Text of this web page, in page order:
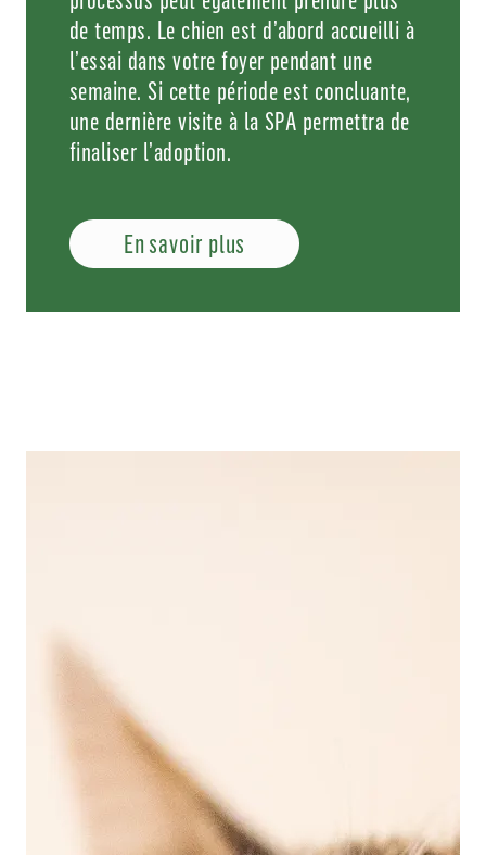
de temps. Le chien est d’abord accueilli à
l’essai dans votre foyer pendant une
semaine. Si cette période est concluante,
une dernière visite à la SPA permettra de
finaliser l’adoption.
En savoir plus